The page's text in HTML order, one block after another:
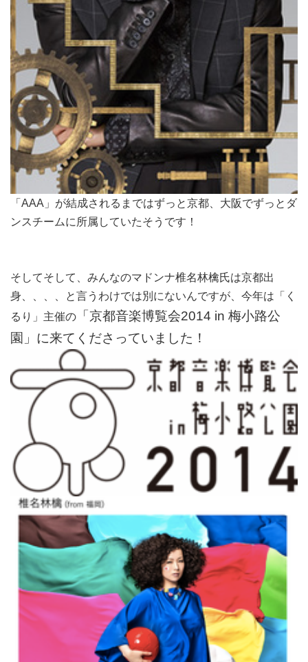
「AAA」が結成されるまではずっと京都、大阪でずっとダ
ンスチームに所属していたそうです！
そしてそして、みんなのマドンナ椎名林檎氏は京都出
身、、、、と言うわけでは別にないんですが、今年は「く
るり」主催の
「京都音楽博覧会2014 in 梅小路公
園」に来てくださっていました！